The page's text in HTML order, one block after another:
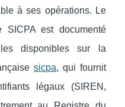
à ses opérations. Le
SICPA est documenté
disponibles sur la
sicpa, qui fournit
légaux (SIREN,